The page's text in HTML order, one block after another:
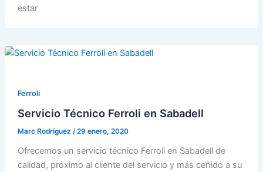
estar
Ferroli
Servicio Técnico Ferroli en Sabadell
Marc Rodríguez /29 enero, 2020
Ofrecemos un servicio técnico Ferroli en Sabadell de
calidad, próximo al cliente del servicio y más ceñido a su